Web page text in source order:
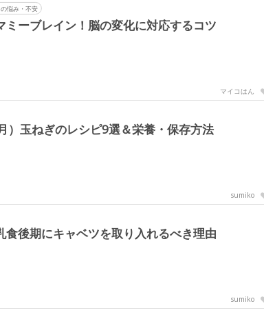
悩み・不安
ミーブレイン！脳の変化に対応するコツ
マイコはん
）玉ねぎのレシピ9選＆栄養・保存方法
sumiko
食後期にキャベツを取り入れるべき理由
sumiko